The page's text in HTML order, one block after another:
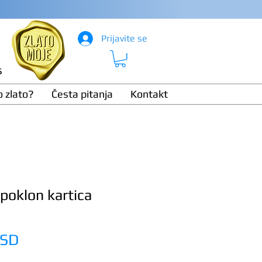
Prijavite se
zlato? Česta pitanja Kontakt
kartica